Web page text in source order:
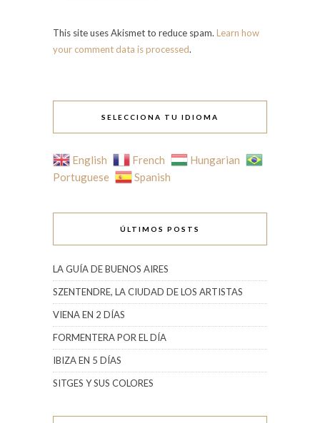
This site uses Akismet to reduce spam. Learn how
your comment data is processed.
SELECCIONA TU IDIOMA
English French
Hungarian
Portuguese
Spanish
ÚLTIMOS POSTS
LA GUÍA DE BUENOS AIRES
SZENTENDRE, LA CIUDAD DE LOS ARTISTAS
VIENA EN 2 DÍAS
FORMENTERA POR EL DÍA
IBIZA EN 5 DÍAS
SITGES Y SUS COLORES